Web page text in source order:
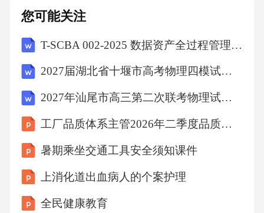
情怀”的理解。（6分）_____________________
_________________________________________
_________________________________________
_________________________________________
_________________________________________
______________________________三、综合提
升（40分）（一）课外阅读（22分）阅读下面
您可能关注
T-SCBA 002-2025 数据资产全过程管理区块链应用规范
2027届湖北省十堰市高考物理四模试卷（含答案解析）
2027年汕尾市高三第二次联考物理试卷（含答案解析）
工厂品质体系主管2026年二季度品质体系优化总结
暑期乘坐交通工具安全须知课件
上消化道出血病人的个案护理
全民健康教育